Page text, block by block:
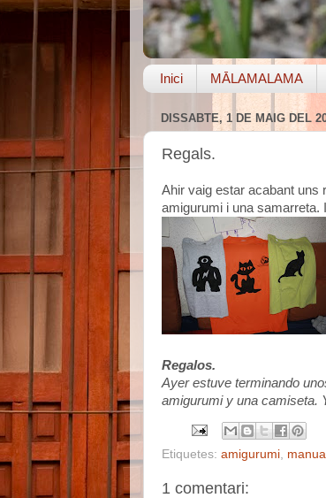
Inici MĀLAMALAMA
DISSABTE, 1 DE MAIG DEL
Regals.
Ahir vaig estar acabant uns
amigurumi i una samarreta.
Regalos.
Ayer estuve terminando
amigurumi y una camiseta.
Etiquetes: amigurumi
1 comentari: